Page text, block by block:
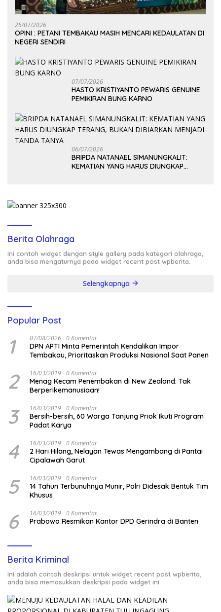
25/07/2026
OPINI : PETANI TEMBAKAU MASIH MENCARI KEDAULATAN DI
NEGERI SENDIRI
07/07/2026
HASTO KRISTIYANTO PEWARIS GENUINE
PEMIKIRAN BUNG KARNO
06/07/2026
BRIPDA NATANAEL SIMANUNGKALIT:
KEMATIAN YANG HARUS DIUNGKAP
Berita Olahraga
Ini contoh widget dengan style gallery pada kategori olahraga,
anda bisa mengaturnya pada widget recent post wpberita.
Selengkapnya
Popular Post
1 07/08/2026 0 Komentar
DPN APTI Minta Pemerintah Kendalikan Impor
Tembakau, Prioritaskan Produksi Nasional Saat Panen
2 16/03/2019 0 Komentar
Menag Kecam Penembakan di New Zealand: Tak
Berperikemanusiaan!
3 16/03/2019 0 Komentar
Bersih-bersih, 60 Warga Tanjung Priok Ikuti Program
Padat Karya
4 16/03/2019 0 Komentar
2 Hari Hilang, Nelayan Tewas Mengambang di Pantai
Cipalawah Garut
5 16/03/2019 0 Komentar
14 Tahun Terbunuhnya Munir, Polri Didesak Bentuk Tim
Khusus
6 16/03/2019 0 Komentar
Prabowo Resmikan Kantor DPD Gerindra di Banten
Berita Kriminal
Ini adalah contoh deskripsi untuk widget recent post wpberita,
anda bisa memasukkan deskripsi pada widget ini.